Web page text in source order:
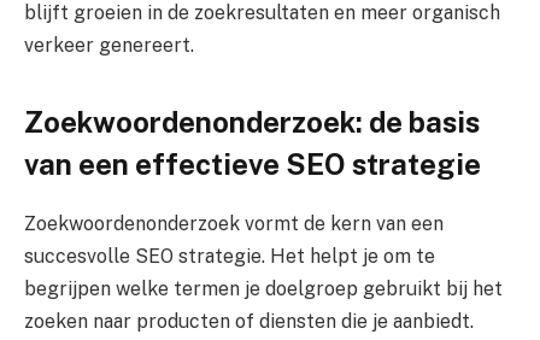
blijft groeien in de zoekresultaten en meer organisch
verkeer genereert.
Zoekwoordenonderzoek: de basis
van een effectieve SEO strategie
Zoekwoordenonderzoek vormt de kern van een
succesvolle SEO strategie. Het helpt je om te
begrijpen welke termen je doelgroep gebruikt bij het
zoeken naar producten of diensten die je aanbiedt.